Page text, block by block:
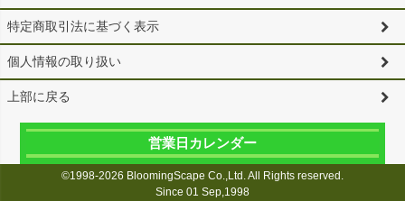
特定商取引法に基づく表示
個人情報の取り扱い
上部に戻る
営業日カレンダー
©1998-2026 BloomingScape Co.,Ltd. All Rights reserved.
Since 01 Sep,1998